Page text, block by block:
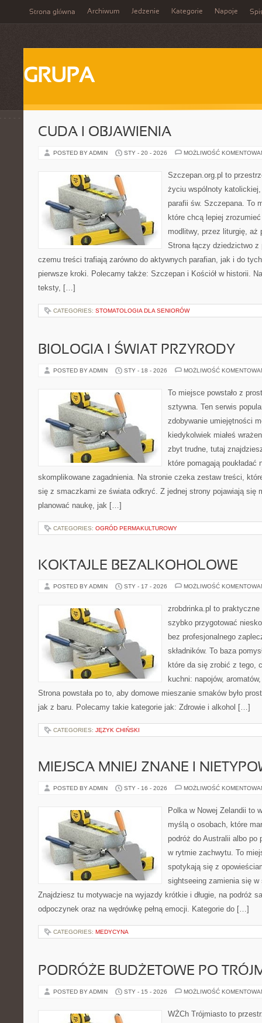
Strona główna Archiwum Jedzenie Kategorie Napoje
GRUPA
CUDA I OBJAWIENIA
POSTED BY ADMIN STY - 20 - 2026 MOŻLIWOŚĆ
Szczepan.org.pl to
życiu wspólnoty
parafii św. Szczepana. To
które chcą lepiej
modlitwy, przez liturgię, aż
Strona łączy dziedzictwo
czemu treści trafiają zarówno do aktywnych parafian, jak i do
pierwsze kroki. Polecamy także: Szczepan i Kościół w historii.
teksty, […]
CATEGORIES: STOMATOLOGIA DLA SENIORÓW
BIOLOGIA I ŚWIAT PRZYRODY
POSTED BY ADMIN STY - 18 - 2026 MOŻLIWOŚĆ
To miejsce powstało z
sztywna. Ten serwis
zdobywanie umiejętności
kiedykolwiek miałeś
zbyt trudne, tutaj
które pomagają poukładać
skomplikowane zagadnienia. Na stronie czeka zestaw treści,
się z smaczkami ze świata odkryć. Z jednej strony pojawiają się
planować naukę, jak […]
CATEGORIES: OGRÓD PERMAKULTUROWY
KOKTAJLE BEZALKOHOLOWE
POSTED BY ADMIN STY - 17 - 2026 MOŻLIWOŚĆ
zrobdrinka.pl to
szybko przygotować
bez profesjonalnego
składników. To baza
które da się zrobić z tego,
kuchni: napojów,
Strona powstała po to, aby domowe mieszanie smaków było
jak z baru. Polecamy takie kategorie jak: Zdrowie i alkohol […]
CATEGORIES: JĘZYK CHIŃSKI
MIEJSCA MNIEJ ZNANE I
POSTED BY ADMIN STY - 16 - 2026 MOŻLIWOŚĆ
Polka w Nowej Zelandii to
myślą o osobach, które
podróż do Australii albo po
w rytmie zachwytu. To
spotykają się z
sightseeing zamienia się w
Znajdziesz tu motywacje na wyjazdy krótkie i długie, na podróż
odpoczynek oraz na wędrówkę pełną emocji. Kategorie do […]
CATEGORIES: MEDYCYNA
PODRÓŻE BUDŻETOWE PO
POSTED BY ADMIN STY - 15 - 2026 MOŻLIWOŚĆ
WŻCh Trójmiasto to